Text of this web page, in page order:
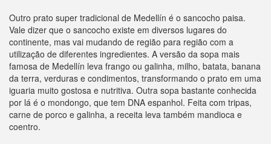
Outro prato super tradicional de Medellín é o sancocho paisa.
Vale dizer que o sancocho existe em diversos lugares do
continente, mas vai mudando de região para região com a
utilização de diferentes ingredientes. A versão da sopa mais
famosa de Medellín leva frango ou galinha, milho, batata, banana
da terra, verduras e condimentos, transformando o prato em uma
iguaria muito gostosa e nutritiva. Outra sopa bastante conhecida
por lá é o mondongo, que tem DNA espanhol. Feita com tripas,
carne de porco e galinha, a receita leva também mandioca e
coentro.